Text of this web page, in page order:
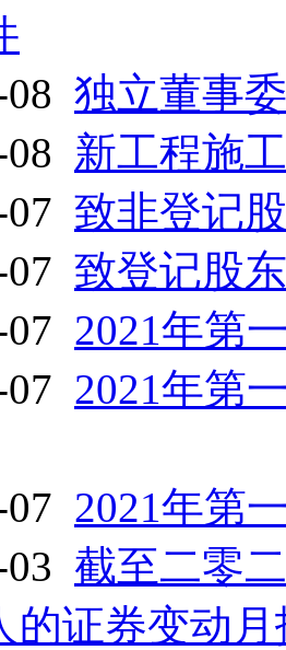
独立董事
新工程施
致非登记
致登记股
2021年第
2021年第
2021年第
截至二零
的证券变动月